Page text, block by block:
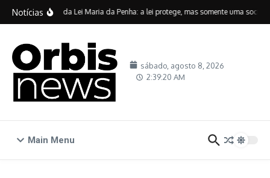
Ir para o conteúdo
Notícias
Vinte anos da Lei Maria da Penha: a lei protege, mas somente uma
sábado, agosto 8, 2026
2:39:21 AM
Main Menu